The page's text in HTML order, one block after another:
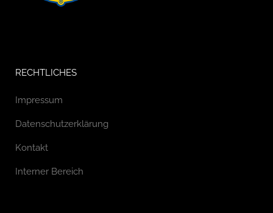
RECHTLICHES
Impressum
Datenschutzerklärung
Kontakt
Interner Bereich